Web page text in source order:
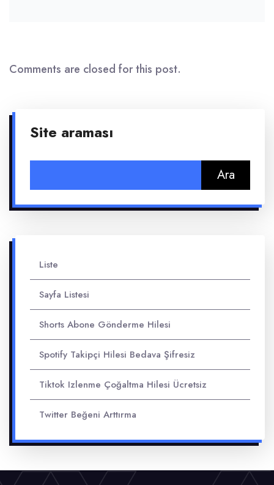
Comments are closed for this post.
Site araması
Liste
Sayfa Listesi
Shorts Abone Gönderme Hilesi
Spotify Takipçi Hilesi Bedava Şifresiz
Tiktok Izlenme Çoğaltma Hilesi Ücretsiz
Twitter Beğeni Arttırma